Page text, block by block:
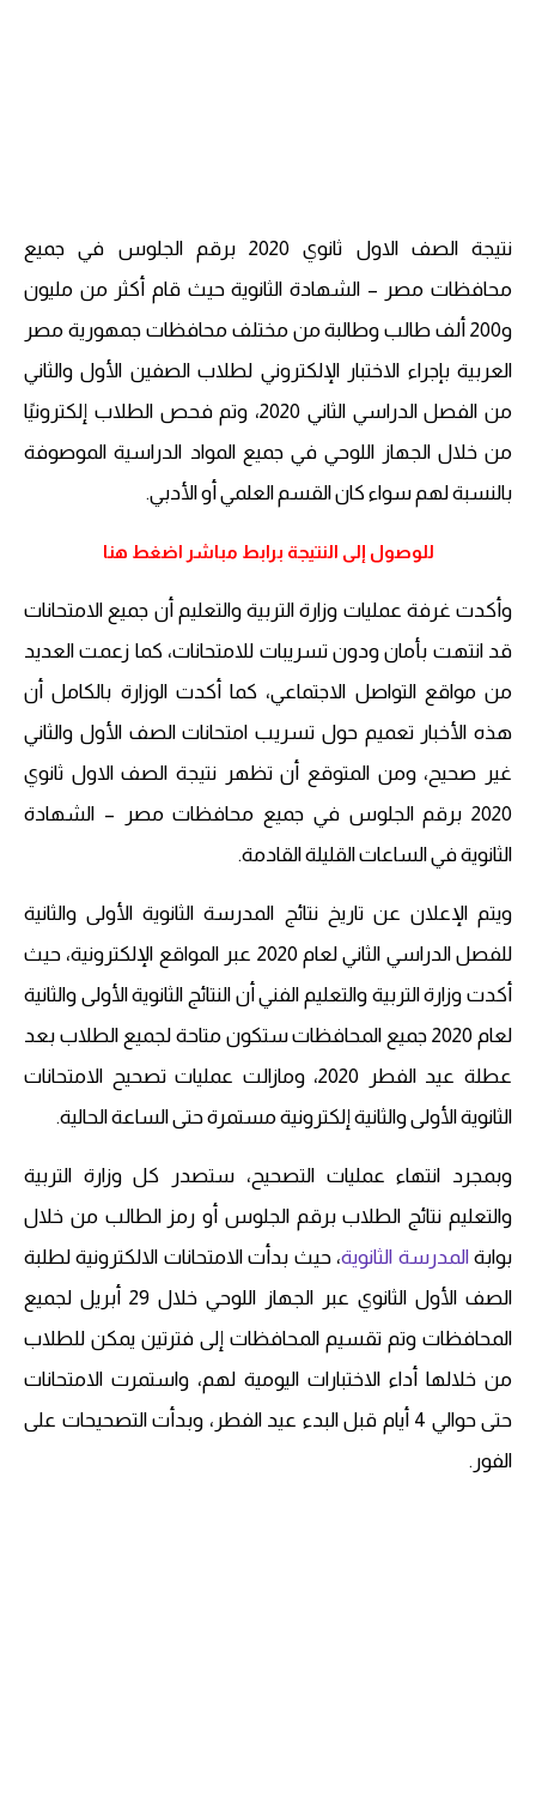
نتيجة الصف الاول ثانوي 2020 برقم الجلوس في جميع
محافظات مصر – الشهادة الثانوية حيث قام أكثر من مليون
و200 ألف طالب وطالبة من مختلف محافظات جمهورية مصر
العربية بإجراء الاختبار الإلكتروني لطلاب الصفين الأول والثاني
من الفصل الدراسي الثاني 2020، وتم فحص الطلاب إلكترونيًا
من خلال الجهاز اللوحي في جميع المواد الدراسية الموصوفة
بالنسبة لهم سواء كان القسم العلمي أو الأدبي.
للوصول إلى النتيجة برابط مباشر اضغط هنا
وأكدت غرفة عمليات وزارة التربية والتعليم أن جميع الامتحانات
قد انتهت بأمان ودون تسريبات للامتحانات، كما زعمت العديد
من مواقع التواصل الاجتماعي، كما أكدت الوزارة بالكامل أن
هذه الأخبار تعميم حول تسريب امتحانات الصف الأول والثاني
غير صحيح، ومن المتوقع أن تظهر نتيجة الصف الاول ثانوي
2020 برقم الجلوس في جميع محافظات مصر – الشهادة
الثانوية في الساعات القليلة القادمة.
ويتم الإعلان عن تاريخ نتائج المدرسة الثانوية الأولى والثانية
للفصل الدراسي الثاني لعام 2020 عبر المواقع الإلكترونية، حيث
أكدت وزارة التربية والتعليم الفني أن النتائج الثانوية الأولى والثانية
لعام 2020 جميع المحافظات ستكون متاحة لجميع الطلاب بعد
عطلة عيد الفطر 2020، ومازالت عمليات تصحيح الامتحانات
الثانوية الأولى والثانية إلكترونية مستمرة حتى الساعة الحالية.
وبمجرد انتهاء عمليات التصحيح، ستصدر كل وزارة التربية
والتعليم نتائج الطلاب برقم الجلوس أو رمز الطالب من خلال
بوابةالمدرسة الثانوية، حيث بدأت الامتحانات الالكترونية لطلبة
الصف الأول الثانوي عبر الجهاز اللوحي خلال 29 أبريل لجميع
المحافظات وتم تقسيم المحافظات إلى فترتين يمكن للطلاب
من خلالها أداء الاختبارات اليومية لهم، واستمرت الامتحانات
حتى حوالي 4 أيام قبل البدء عيد الفطر، وبدأت التصحيحات على
الفور.